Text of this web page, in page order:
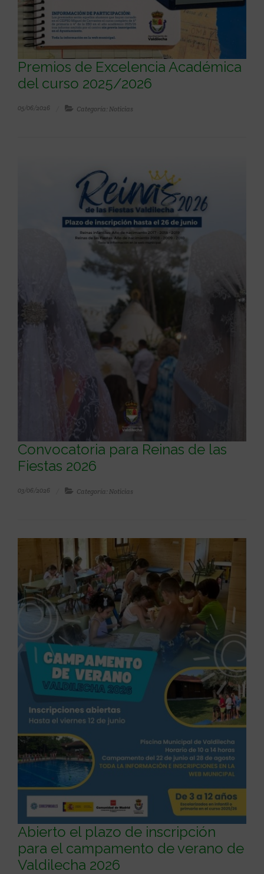
Premios de Excelencia Académica
del curso 2025/2026
05/06/2026 Categoría: Noticias
Convocatoria para Reinas de las
Fiestas 2026
03/06/2026 Categoría: Noticias
Abierto el plazo de inscripción
para el campamento de verano de
Valdilecha 2026